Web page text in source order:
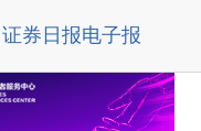
证券日报电子报